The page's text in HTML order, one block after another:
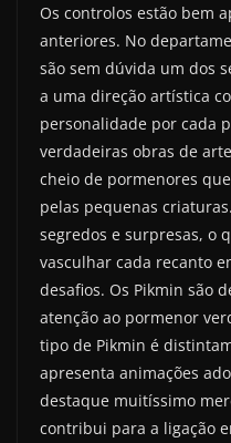
Os controlos estão bem
anteriores. No
são sem dúvida um dos
a uma direção artística
personalidade por cada
verdadeiras obras de
cheio de pormenores
pelas pequenas
segredos e surpresas, o
vasculhar cada recanto
desafios. Os Pikmin são
atenção ao pormenor
tipo de Pikmin é
apresenta animações
destaque muitíssimo
contribui para a ligação